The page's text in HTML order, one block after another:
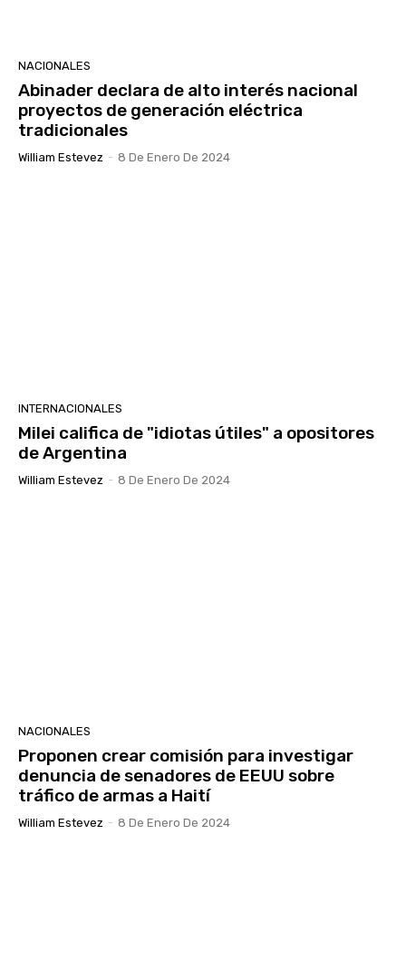
NACIONALES
Abinader declara de alto interés nacional
proyectos de generación eléctrica
tradicionales
William Estevez - 8 De Enero De 2024
INTERNACIONALES
Milei califica de "idiotas útiles" a opositores
de Argentina
William Estevez - 8 De Enero De 2024
NACIONALES
Proponen crear comisión para investigar
denuncia de senadores de EEUU sobre
tráfico de armas a Haití
William Estevez - 8 De Enero De 2024